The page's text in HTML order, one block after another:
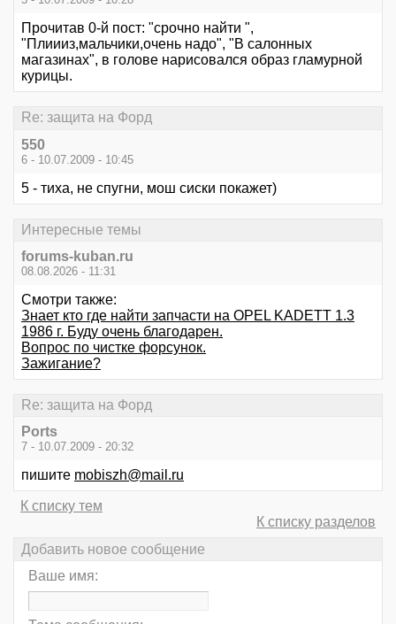
Прочитав 0-й пост: "срочно найти ",
"Плиииз,мальчики,очень надо", "В салонных
магазинах", в голове нарисовался образ гламурной
курицы.
Re: защита на Форд
550
6 - 10.07.2009 - 10:45
5 - тиха, не спугни, мош сиски покажет)
Интересные темы
forums-kuban.ru
08.08.2026 - 11:31
Смотри также:
Знает кто где найти запчасти на OPEL KADETT 1.3
1986 г. Буду очень благодарен.
Вопрос по чистке форсунок.
Зажигание?
Re: защита на Форд
Ports
7 - 10.07.2009 - 20:32
пишите mobiszh@mail.ru
К списку тем
К списку разделов
Добавить новое сообщение
Ваше имя: